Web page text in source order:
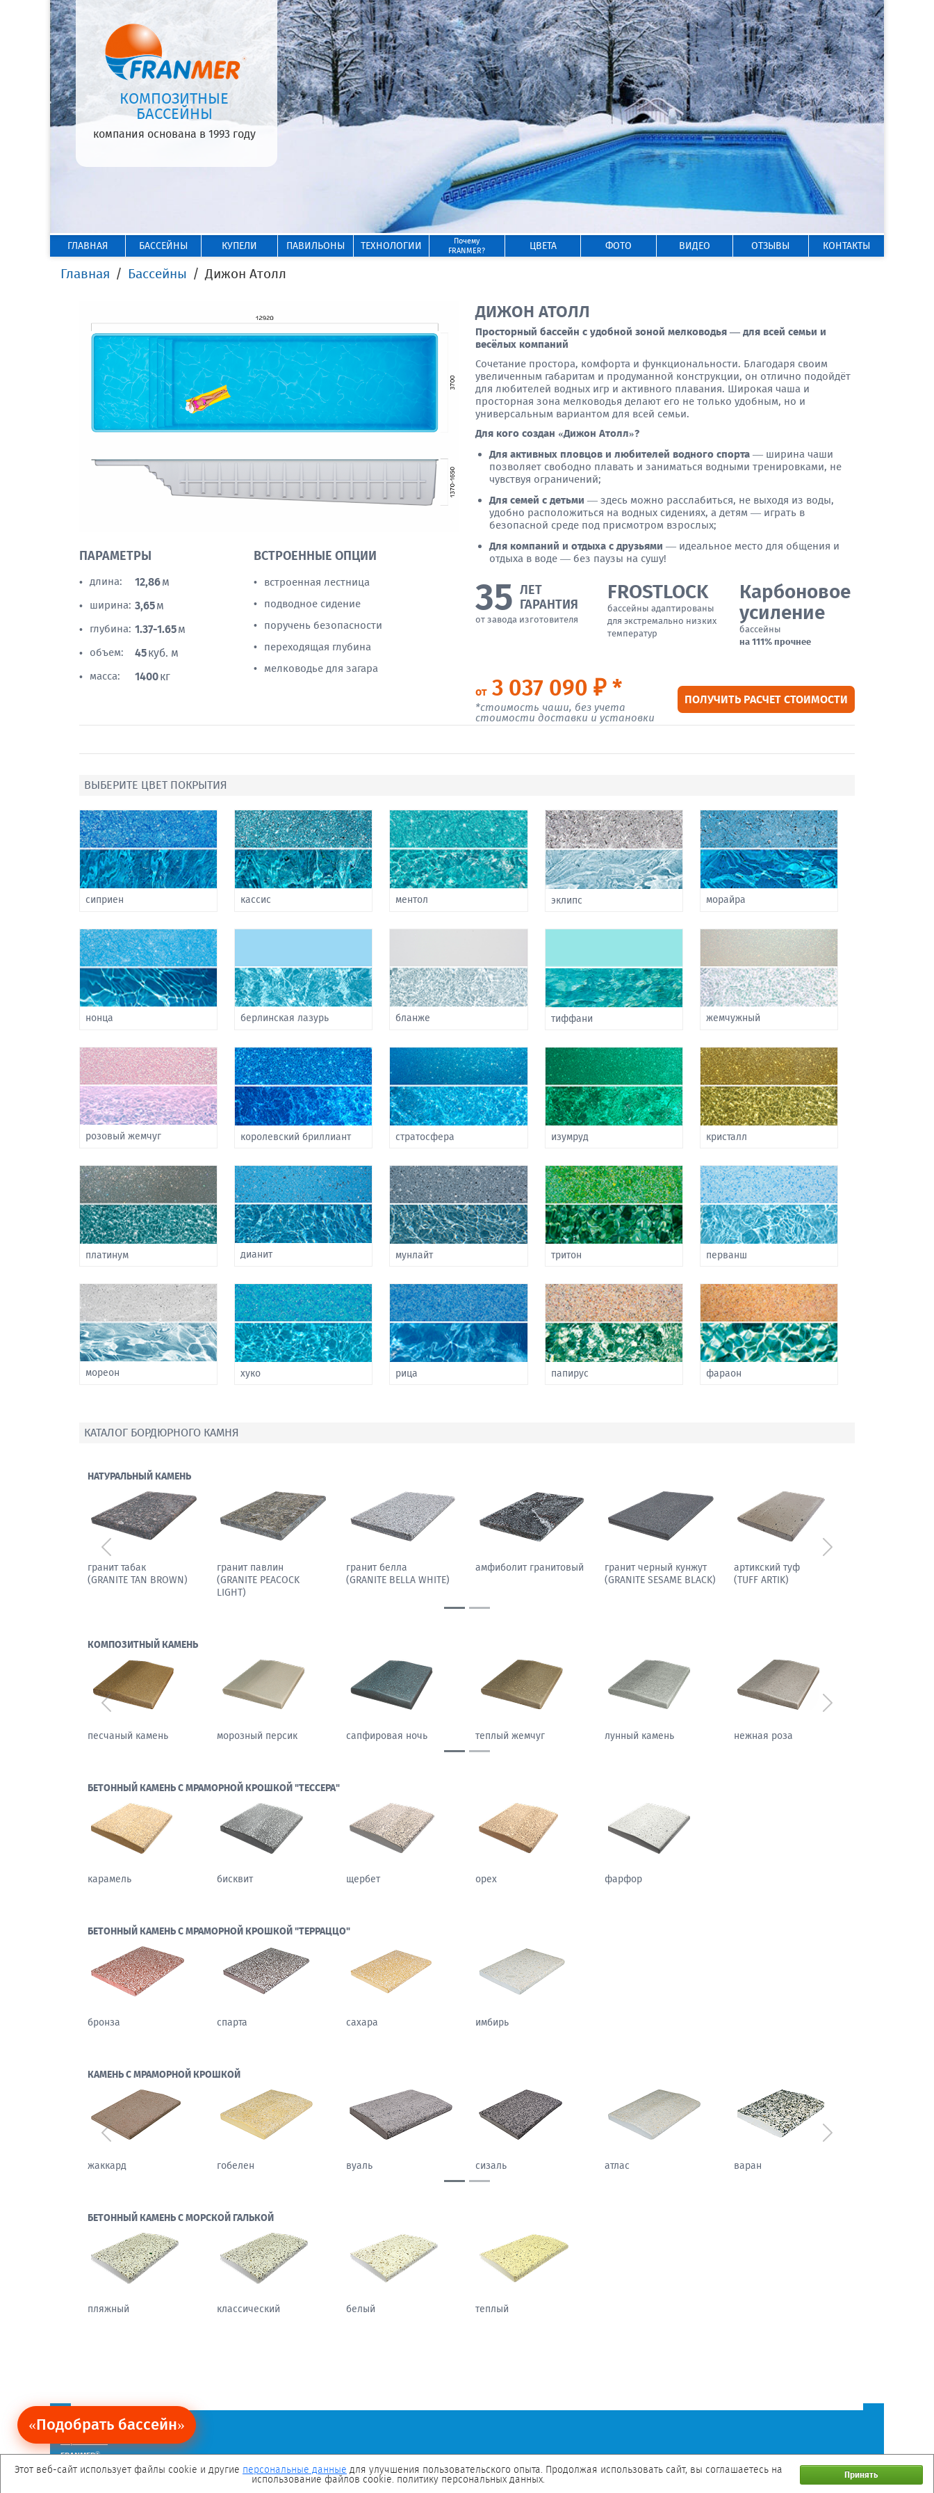
КОМПОЗИТНЫЕ
БАССЕЙНЫ
компания основана в 1993 году
ГОРЯЧАЯ ЛИНИЯ
8 800 200-50-35
Звонок по России бесплатный
ГЛАВНАЯ БАССЕЙНЫ КУПЕЛИ ПАВИЛЬОНЫ ТЕХНОЛОГИИ
Почему
FRANMER?
ЦВЕТА ФОТО ВИДЕО ОТЗЫВЫ КОНТАКТЫ
Главная Бассейны Дижон Атолл
ПАРАМЕТРЫ
• длина: 12,86м
• ширина: 3,65м
• глубина: 1.37-1.65м
• объем: 45куб. м
• масса: 1400кг
ВСТРОЕННЫЕ ОПЦИИ
• встроенная лестница
• подводное сидение
• поручень безопасности
• переходящая глубина
• мелководье для загара
ДИЖОН АТОЛЛ
Просторный бассейн с удобной зоной мелководья — для всей семьи и
весёлых компаний
Сочетание простора, комфорта и функциональности. Благодаря своим
увеличенным габаритам и продуманной конструкции, он отлично подойдёт
для любителей водных игр и активного плавания. Широкая чаша и
просторная зона мелководья делают его не только удобным, но и
универсальным вариантом для всей семьи.
Для кого создан «Дижон Атолл»?
Для активных пловцов и любителей водного спорта — ширина чаши
позволяет свободно плавать и заниматься водными тренировками, не
чувствуя ограничений;
Для семей с детьми — здесь можно расслабиться, не выходя из воды,
удобно расположиться на водных сидениях, а детям — играть в
безопасной среде под присмотром взрослых;
Для компаний и отдыха с друзьями — идеальное место для общения и
отдыха в воде — без паузы на сушу!
35 ЛЕТ
ГАРАНТИЯ
от завода изготовителя
FROSTLOCK
бассейны адаптированы
для экстремально низких
температур
Карбоновое
усиление
бассейны
на 111% прочнее
от3 037 090 ₽ *
*стоимость чаши, без учета
стоимости доставки и установки
ПОЛУЧИТЬ РАСЧЕТ СТОИМОСТИ
ВЫБЕРИТЕ ЦВЕТ ПОКРЫТИЯ
сиприен кассис ментол эклипс морайра
нонца берлинская лазурь бланже тиффани жемчужный
розовый жемчуг королевский бриллиант стратосфера изумруд кристалл
платинум дианит мунлайт тритон перванш
мореон хуко рица папирус фараон
КАТАЛОГ БОРДЮРНОГО КАМНЯ
НАТУРАЛЬНЫЙ КАМЕНЬ
мрамор паллодио
гранит табак
(GRANITE TAN BROWN)
гранит павлин
(GRANITE PEACOCK
гранит белла
амфиболит гранитовый
гранит черный кунжут
(GRANITE SESAME BLACK)
Предыдущий Следующий
КОМПОЗИТНЫЙ КАМЕНЬ
осенний бостон каменный цветок песчаный камень морозный персик сапфировая ночь теплый жемчуг
Предыдущий Следующий
БЕТОННЫЙ КАМЕНЬ С МРАМОРНОЙ КРОШКОЙ "ТЕССЕРА"
карамель бисквит щербет орех фарфор
БЕТОННЫЙ КАМЕНЬ С МРАМОРНОЙ КРОШКОЙ "ТЕРРАЦЦО"
бронза спарта сахара имбирь
КАМЕНЬ С МРАМОРНОЙ КРОШКОЙ
каштан жаккард гобелен вуаль сизаль атлас
Предыдущий Следующий
БЕТОННЫЙ КАМЕНЬ С МОРСКОЙ ГАЛЬКОЙ
пляжный классический белый теплый
«Подобрать бассейн»
Ограничение обязательств.
Политика персональных данных
FRANMER®— зарегистрированная торговая марка.
Мы в социальных сетях
Этот веб-сайт использует файлы cookie и другие персональные данные для улучшения пользовательского опыта. Продолжая использовать сайт, вы соглашаетесь на
использование файлов cookie. политику персональных данных.
Принять